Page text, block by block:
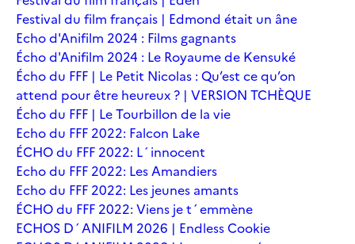
Festival du film français | Edmond était un âne
Echo d'Anifilm 2024 : Films gagnants
Écho d'Anifilm 2024 : Le Royaume de Kensuké
Écho du FFF | Le Petit Nicolas : Qu’est ce qu’on
attend pour être heureux ? | VERSION TCHÈQUE
Écho du FFF | Le Tourbillon de la vie
Echo du FFF 2022: Falcon Lake
ÉCHO du FFF 2022: L´innocent
Echo du FFF 2022: Les Amandiers
Echo du FFF 2022: Les jeunes amants
ÉCHO du FFF 2022: Viens je t´emmène
ECHOS D´ANIFILM 2026 | Endless Cookie